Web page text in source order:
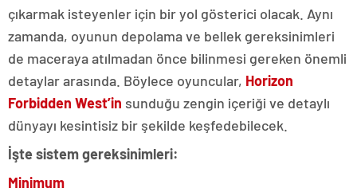
çıkarmak isteyenler için bir yol gösterici olacak. Aynı
zamanda, oyunun depolama ve bellek gereksinimleri
de maceraya atılmadan önce bilinmesi gereken önemli
detaylar arasında. Böylece oyuncular, Horizon
Forbidden West’in sunduğu zengin içeriği ve detaylı
dünyayı kesintisiz bir şekilde keşfedebilecek.
İşte sistem gereksinimleri:
Minimum